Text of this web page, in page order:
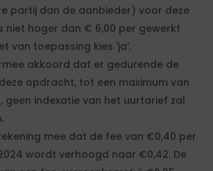
partij dan de aanbieder) voor deze
niet hoger dan € 6,00 per gewerkt
van toepassing kies 'ja'.
akkoord dat er gedurende de
opdracht, tot een maximum van
geen indexatie van het uurtarief zal
mee dat de fee van €0,40 per
wordt verhoogd naar €0,42. De